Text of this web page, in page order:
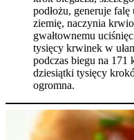
podłożu, generuje
ziemię, naczynia
gwałtownemu
tysięcy krwinek w
podczas biegu na
dziesiątki tysięcy
ogromna.